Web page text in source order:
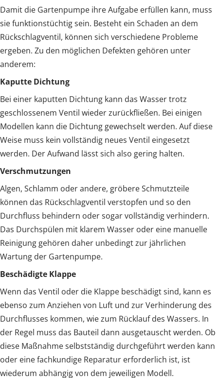
Damit die Gartenpumpe ihre Aufgabe erfüllen kann, muss
sie funktionstüchtig sein. Besteht ein Schaden an dem
Rückschlagventil, können sich verschiedene Probleme
ergeben. Zu den möglichen Defekten gehören unter
anderem:
Kaputte Dichtung
Bei einer kaputten Dichtung kann das Wasser trotz
geschlossenem Ventil wieder zurückfließen. Bei einigen
Modellen kann die Dichtung gewechselt werden. Auf diese
Weise muss kein vollständig neues Ventil eingesetzt
werden. Der Aufwand lässt sich also gering halten.
Verschmutzungen
Algen, Schlamm oder andere, gröbere Schmutzteile
können das Rückschlagventil verstopfen und so den
Durchfluss behindern oder sogar vollständig verhindern.
Das Durchspülen mit klarem Wasser oder eine manuelle
Reinigung gehören daher unbedingt zur jährlichen
Wartung der Gartenpumpe.
Beschädigte Klappe
Wenn das Ventil oder die Klappe beschädigt sind, kann es
ebenso zum Anziehen von Luft und zur Verhinderung des
Durchflusses kommen, wie zum Rücklauf des Wassers. In
der Regel muss das Bauteil dann ausgetauscht werden. Ob
diese Maßnahme selbstständig durchgeführt werden kann
oder eine fachkundige Reparatur erforderlich ist, ist
wiederum abhängig von dem jeweiligen Modell.